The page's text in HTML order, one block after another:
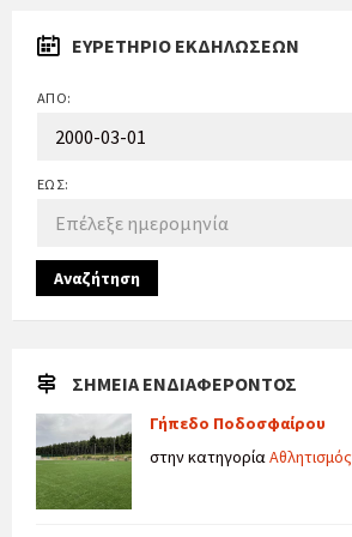
ΕΥΡΕΤΉΡΙΟ ΕΚΔΗΛΏΣΕΩΝ
ΑΠΌ:
ΈΩΣ:
Αναζήτηση
ΣΗΜΕΊΑ ΕΝΔΙΑΦΈΡΟΝΤΟΣ
Γήπεδο Ποδοσφαίρου
στην κατηγορίαΑθλητισμός